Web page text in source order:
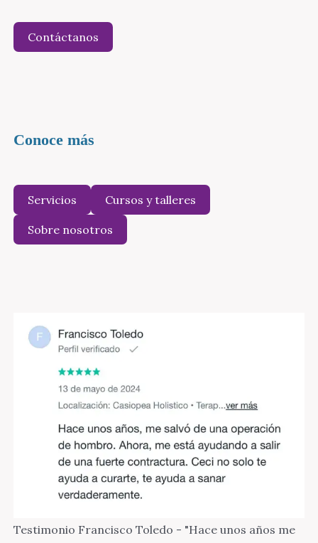
Contáctanos
Conoce más
Servicios Cursos y talleres
Sobre nosotros
Testimonio Francisco Toledo - "Hace unos años me